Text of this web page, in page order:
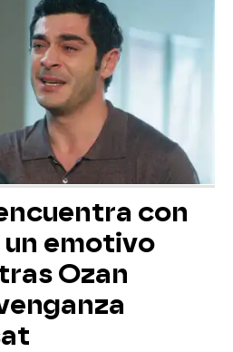
con
un emotivo
Ozan